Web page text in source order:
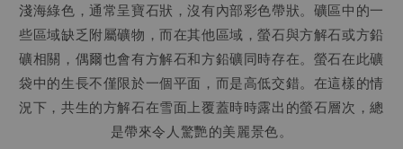
淺海綠色，通常呈寶石狀，沒有內部彩色帶狀。礦區中的一
些區域缺乏附屬礦物，而在其他區域，螢石與方解石或方鉛
礦相關，偶爾也會有方解石和方鉛礦同時存在。螢石在此礦
袋中的生長不僅限於一個平面，而是高低交錯。在這樣的情
況下，共生的方解石在雪面上覆蓋時時露出的螢石層次，總
是帶來令人驚艷的美麗景色。